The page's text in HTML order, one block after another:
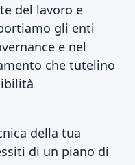
del lavoro e
gli enti
e nel
che tutelino
della tua
di un piano di